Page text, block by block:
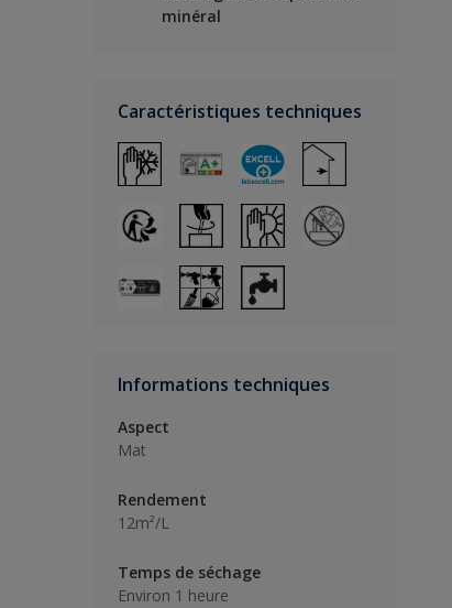
minéral
Caractéristiques techniques
Informations techniques
Aspect
Mat
Rendement
12m²/L
Temps de séchage
Environ 1 heure